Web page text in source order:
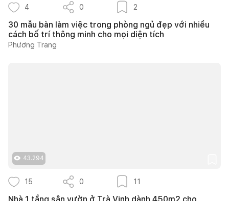
4 0 2
30 mẫu bàn làm việc trong phòng ngủ đẹp với nhiều
cách bố trí thông minh cho mọi diện tích
Phương Trang
43.294
15 0 11